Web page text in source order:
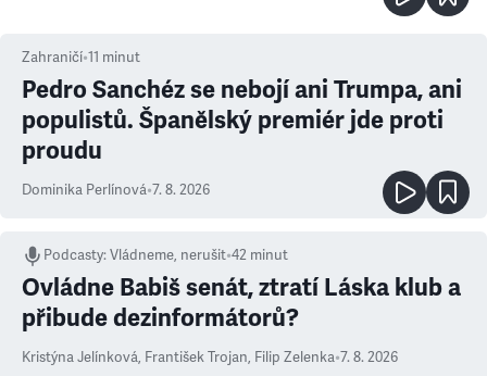
Zahraničí•11 minut
Pedro Sanchéz se nebojí ani Trumpa, ani
populistů. Španělský premiér jde proti
proudu
Dominika Perlínová•7. 8. 2026
Podcasty:Vládneme, nerušit•42 minut
Ovládne Babiš senát, ztratí Láska klub a
přibude dezinformátorů?
Kristýna Jelínková, František Trojan, Filip Zelenka•7. 8. 2026